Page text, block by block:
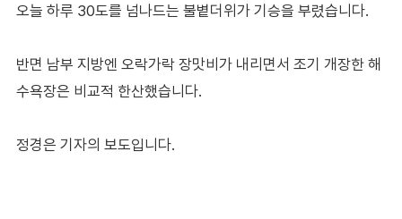
오늘 하루 30도를 넘나드는 불볕더위가 기승을 부렸습니다.
반면 남부 지방엔 오락가락 장맛비가 내리면서 조기 개장한 해
수욕장은 비교적 한산했습니다.
정경은 기자의 보도입니다.